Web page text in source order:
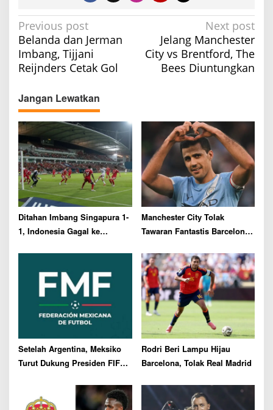
P
o
s
t
n
a
v
i
g
a
t
i
o
n
Previous post
Belanda dan Jerman
Imbang, Tijjani
Reijnders Cetak Gol
Next post
Jelang Manchester
City vs Brentford, The
Bees Diuntungkan
Jangan Lewatkan
Ditahan Imbang Singapura 1-
1, Indonesia Gagal ke
Manchester City Tolak
Tawaran Fantastis Barcelona
Setelah Argentina, Meksiko
Turut Dukung Presiden FIFA
Rodri Beri Lampu Hijau
Barcelona, Tolak Real Madrid